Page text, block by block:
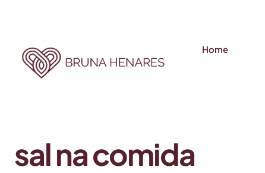
Home
sal na comida